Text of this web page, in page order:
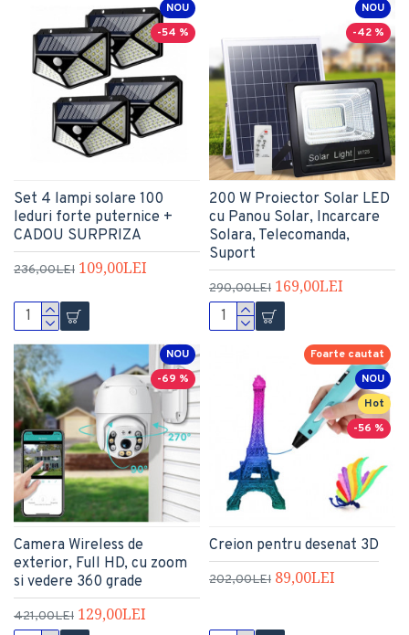
NOU
-54 %
Set 4 lampi solare 100
leduri forte puternice +
CADOU SURPRIZA
236,00LEI 109,00LEI
NOU
-42 %
200 W Proiector Solar LED
cu Panou Solar, Incarcare
Solara, Telecomanda,
Suport
290,00LEI 169,00LEI
NOU
-69 %
Camera Wireless de
exterior, Full HD, cu zoom
si vedere 360 grade
421,00LEI 129,00LEI
NOU
Hot
Foarte cautat
-56 %
Creion pentru desenat 3D
202,00LEI 89,00LEI